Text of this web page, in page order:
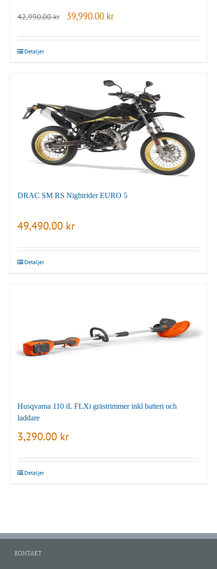
42,990.00kr
Det
ursprungliga
var:
39,990.00 krDet
är:
Detaljer
DRAC SM RS Nightrider EURO 5
49,490.00 kr
Detaljer
Husqvarna 110 iL FLXi grästrimmer inkl batteri och
laddare
3,290.00 kr
Detaljer
KONTAKT